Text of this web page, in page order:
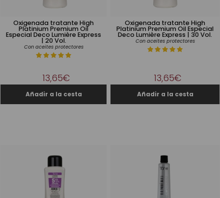
Oxigenada tratante High
Platinium Premium Oil
Especial Deco Lumière Express
| 20 Vol.
Con aceites protectores
13,65€
Oxigenada tratante High
Platinium Premium Oil Especial
Deco Lumière Express | 30 Vol.
Con aceites protectores
13,65€